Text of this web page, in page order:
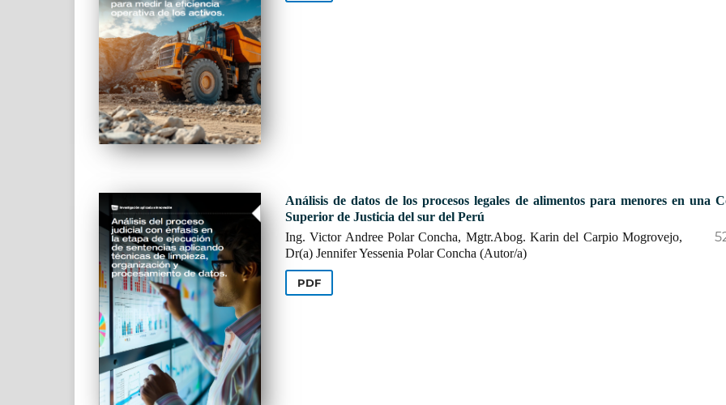
Análisis de datos de los procesos legales de alimentos para menores en una
Superior de Justicia del sur del Perú
Ing. Victor Andree Polar Concha, Mgtr.Abog. Karin del Carpio Mogrovejo,
Dr(a) Jennifer Yessenia Polar Concha (Autor/a)
PDF